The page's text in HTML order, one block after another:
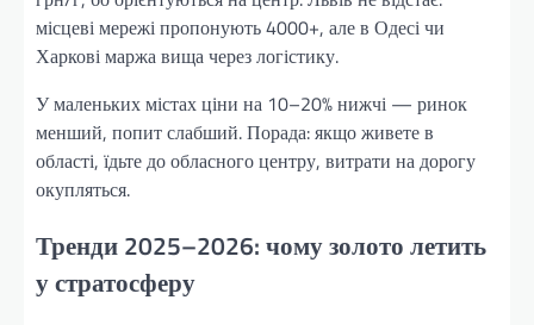
місцеві мережі пропонують 4000+, але в Одесі чи
Харкові маржа вища через логістику.
У маленьких містах ціни на 10–20% нижчі — ринок
менший, попит слабший. Порада: якщо живете в
області, їдьте до обласного центру, витрати на дорогу
окупляться.
Тренди 2025–2026: чому золото летить
у стратосферу